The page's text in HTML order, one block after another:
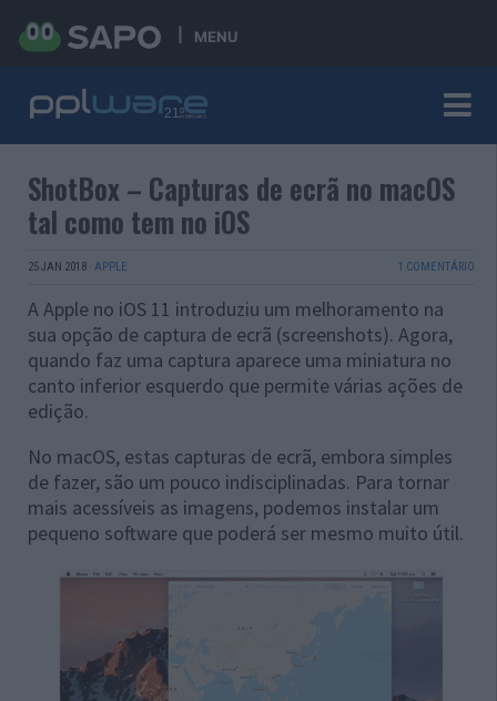
MENU
ShotBox – Capturas de ecrã no macOS
tal como tem no iOS
25 JAN 2018 · APPLE 1 COMENTÁRIO
A Apple no iOS 11 introduziu um melhoramento na
sua opção de captura de ecrã (screenshots). Agora,
quando faz uma captura aparece uma miniatura no
canto inferior esquerdo que permite várias ações de
edição.
No macOS, estas capturas de ecrã, embora simples
de fazer, são um pouco indisciplinadas. Para tornar
mais acessíveis as imagens, podemos instalar um
pequeno software que poderá ser mesmo muito útil.